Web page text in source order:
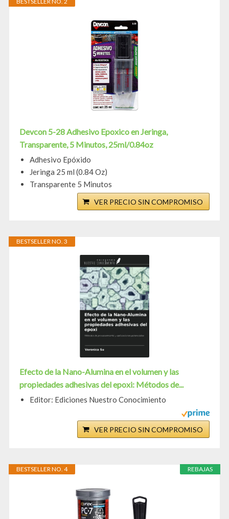
Devcon 5-28 Adhesivo Epoxico en Jeringa,
Transparente, 5 Minutos, 25ml/0.84oz
Adhesivo Epóxido
Jeringa 25 ml (0.84 Oz)
Transparente 5 Minutos
VER PRECIO SIN COMPROMISO
BESTSELLER NO. 3
Efecto de la Nano-Alumina en el volumen y las
propiedades adhesivas del epoxi: Métodos de...
Editor: Ediciones Nuestro Conocimiento
VER PRECIO SIN COMPROMISO
REBAJAS
BESTSELLER NO. 4